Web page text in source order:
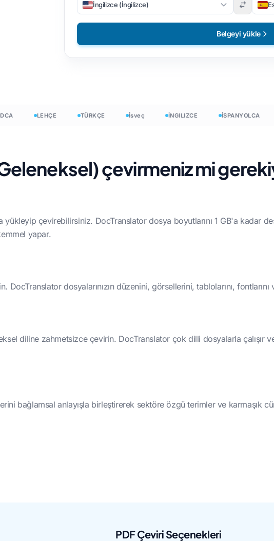
PNG'den PDF'ye
DOCX'i TXT'ye dönüştürme
EPUB'dan PDF'ye
Ücretsiz başlayın
Bulgarca
Yoruba
İngilizce (İngilizce)
Belgeyi yükle
LEHÇE TÜRKÇE İsveç İNGILIZCE İSPANYOLCA
çevirmeniz mi
çevirebilirsiniz. DocTranslator dosya boyutlarını 1 GB'a kadar
yapar.
dosyalarınızın düzenini, görsellerini, tablolarını, fontlarını
diline zahmetsizce çevirin. DocTranslator çok dilli dosyalarla çalışır
bağlamsal anlayışla birleştirerek sektöre özgü terimler ve karmaşık
PDF Çeviri Seçenekleri